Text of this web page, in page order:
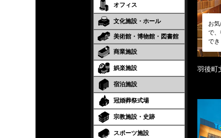
オフィス
文化施設・ホール
美術館・博物館・図書館
商業施設
娯楽施設
宿泊施設
冠婚葬祭式場
宗教施設・史跡
スポーツ施設
お
で
で
羽後